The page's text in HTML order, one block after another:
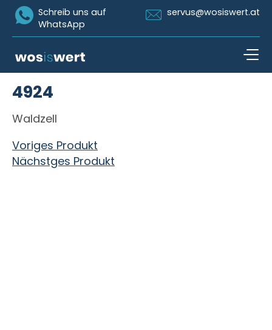
Icon Whatsapp
Schreib uns auf
WhatsApp
Icon Email
servus@wosiswert.at
4924
Waldzell
Beitragsnavigation
Voriges Produkt
Nächstges Produkt